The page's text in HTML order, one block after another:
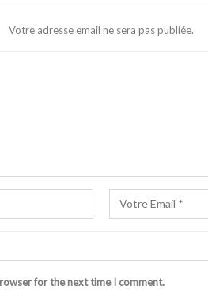
Votre adresse email ne sera pas publiée.
for the next time I comment.